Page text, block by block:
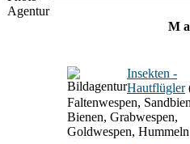
M
Insekten -
Hautflügler
Faltenwespen,
Bienen, Grabwespen,
Goldwespen, Hummeln